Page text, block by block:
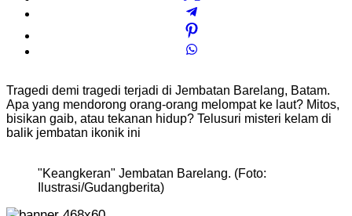
Tragedi demi tragedi terjadi di Jembatan Barelang, Batam.
Apa yang mendorong orang-orang melompat ke laut? Mitos,
bisikan gaib, atau tekanan hidup? Telusuri misteri kelam di
balik jembatan ikonik ini
"Keangkeran" Jembatan Barelang. (Foto:
Ilustrasi/Gudangberita)